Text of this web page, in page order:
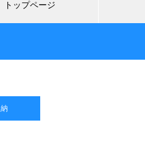
トップページ